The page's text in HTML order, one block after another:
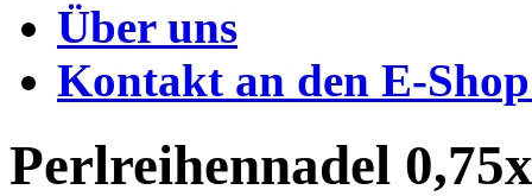
Über uns
Kontakt an den E-
Perlreihennadel